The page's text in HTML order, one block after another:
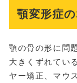
顎変形症
顎の骨の形に問
大きくずれてい
ヤー矯正、マウ